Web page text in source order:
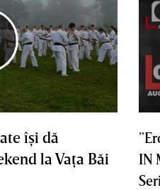
îşi dă
la Vaţa Băi
IN